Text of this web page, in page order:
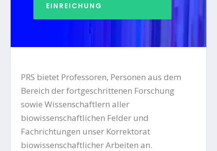
EINREICHUNG
PRS bietet Professoren, Personen aus dem
Bereich der fortgeschrittenen Forschung
sowie Wissenschaftlern aller
biowissenschaftlichen Felder und
Fachrichtungen unser Korrektorat
biowissenschaftlicher Arbeiten an.